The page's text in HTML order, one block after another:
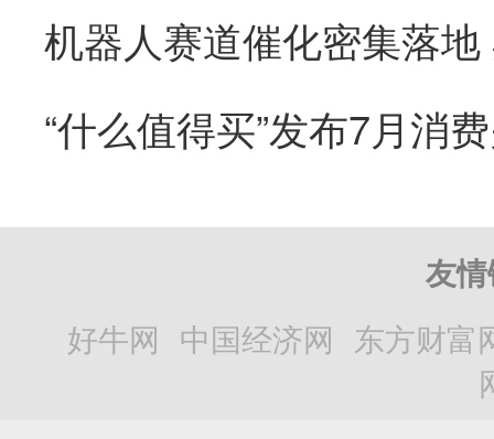
“什么值得买”发布7月消
友
好牛网 中国经济网 东方财富